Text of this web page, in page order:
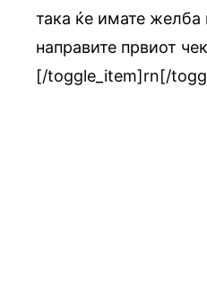
така ќе имате желба
направите првиот
[/toggle_item]rn[/